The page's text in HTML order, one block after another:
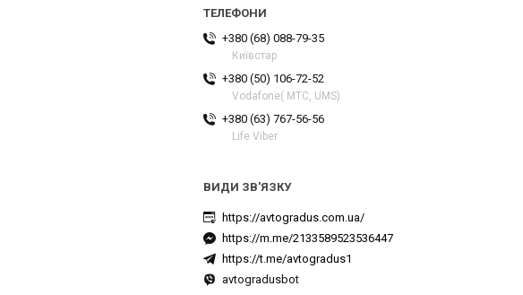
+380 (68) 088-79-35
Київстар
+380 (50) 106-72-52
Vodafone( МТС, UMS)
+380 (63) 767-56-56
Life Viber
https://avtogradus.com.ua/
https://m.me/2133589523536447
https://t.me/avtogradus1
avtogradusbot